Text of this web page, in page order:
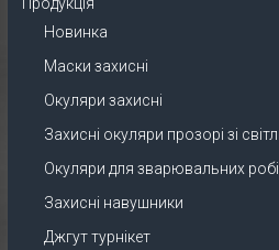
Новинка
Маски захисні
Окуляри захисні
Захисні окуляри прозорі зі
Окуляри для зварювальних
Захисні навушники
Джгут турнікет